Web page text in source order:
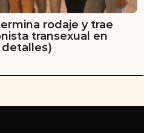
rodaje y trae
transexual en
detalles)